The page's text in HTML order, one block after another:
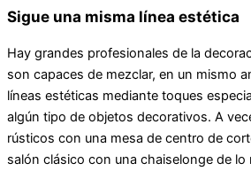
Sigue una misma línea estética
Hay grandes profesionales de la
son capaces de mezclar, en un mismo
líneas estéticas mediante toques
algún tipo de objetos decorativos. A
rústicos con una mesa de centro de
salón clásico con una chaiselonge de